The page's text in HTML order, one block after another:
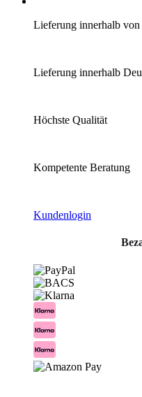
Lieferung innerhalb
Lieferung innerhalb
Höchste Qualität
Kompetente Beratung
Kundenlogin